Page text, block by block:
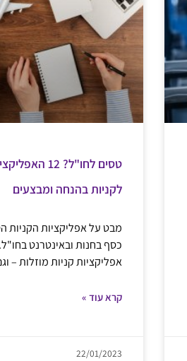
טסים לחו"ל?
לקניות בהנחה ומבצעים
מבט על אפליקציות הקניות
כסף בחנות ובאינטרנט
אפליקציות קניות מוזלות –
קרא עוד »
22/01/2023